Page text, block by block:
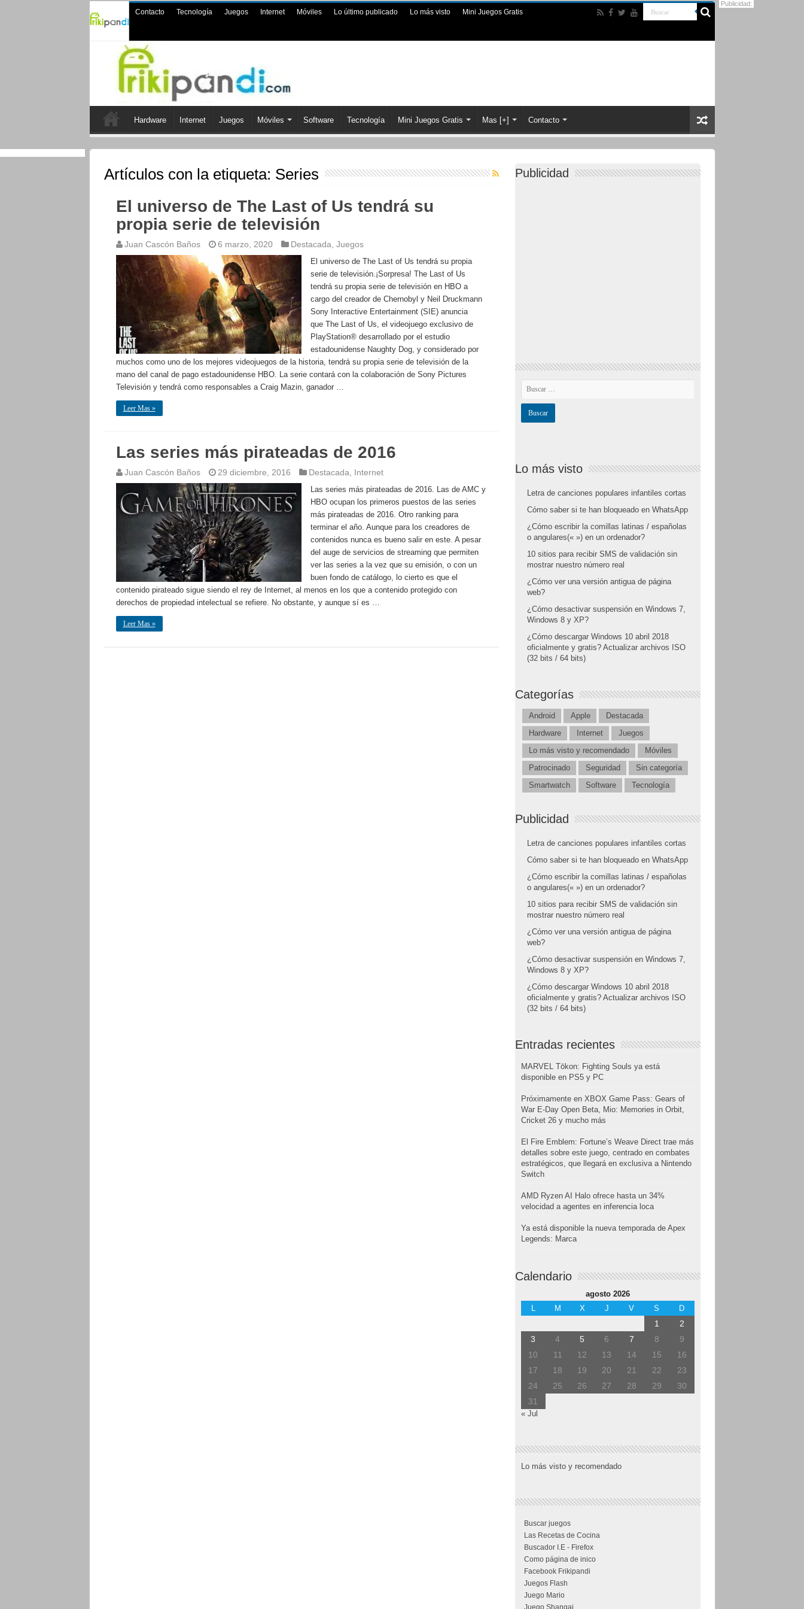
Contacto Tecnología Juegos Internet Móviles Lo último publicado Lo más visto Mini Juegos Gratis
Hardware Internet Juegos Móviles Software Tecnología Mini Juegos Gratis Mas [+] Contacto
Artículos con la etiqueta: Series
El universo de The Last of Us tendrá su
propia serie de televisión
Juan Cascón Baños 6 marzo, 2020 Destacada Juegos
El universo de The Last of Us tendrá su propia
serie de televisión.¡Sorpresa! The Last of Us
tendrá su propia serie de televisión en HBO a
cargo del creador de Chernobyl y Neil Druckmann
Sony Interactive Entertainment (SIE) anuncia
que The Last of Us, el videojuego exclusivo de
PlayStation® desarrollado por el estudio
estadounidense Naughty Dog, y considerado por
muchos como uno de los mejores videojuegos de la historia, tendrá su propia serie de televisión de la
mano del canal de pago estadounidense HBO. La serie contará con la colaboración de Sony Pictures
Televisión y tendrá como responsables a Craig Mazin, ganador …
Leer Mas »
Las series más pirateadas de 2016
Juan Cascón Baños 29 diciembre, 2016 Destacada Internet
Las series más pirateadas de 2016. Las de AMC y
HBO ocupan los primeros puestos de las series
más pirateadas de 2016. Otro ranking para
terminar el año. Aunque para los creadores de
contenidos nunca es bueno salir en este. A pesar
del auge de servicios de streaming que permiten
ver las series a la vez que su emisión, o con un
buen fondo de catálogo, lo cierto es que el
contenido pirateado sigue siendo el rey de Internet, al menos en los que a contenido protegido con
derechos de propiedad intelectual se refiere. No obstante, y aunque sí es …
Leer Mas »
Publicidad
Lo más visto
Letra de canciones populares infantiles cortas
Cómo saber si te han bloqueado en WhatsApp
¿Cómo escribir la comillas latinas / españolas
o angulares(« ») en un ordenador?
10 sitios para recibir SMS de validación sin
mostrar nuestro número real
¿Cómo ver una versión antigua de página
web?
¿Cómo desactivar suspensión en Windows 7,
Windows 8 y XP?
¿Cómo descargar Windows 10 abril 2018
oficialmente y gratis? Actualizar archivos ISO
(32 bits / 64 bits)
Categorías
Android Apple
Destacada
Hardware
Internet
Juegos
Lo más visto y recomendado
Móviles
Patrocinado
Seguridad
Sin categoría
Smartwatch
Software Tecnología
Publicidad
Letra de canciones populares infantiles cortas
Cómo saber si te han bloqueado en WhatsApp
¿Cómo escribir la comillas latinas / españolas
o angulares(« ») en un ordenador?
10 sitios para recibir SMS de validación sin
mostrar nuestro número real
¿Cómo ver una versión antigua de página
web?
¿Cómo desactivar suspensión en Windows 7,
Windows 8 y XP?
¿Cómo descargar Windows 10 abril 2018
oficialmente y gratis? Actualizar archivos ISO
(32 bits / 64 bits)
Entradas recientes
MARVEL Tōkon: Fighting Souls ya está
disponible en PS5 y PC
Próximamente en XBOX Game Pass: Gears of
War E-Day Open Beta, Mio: Memories in Orbit,
Cricket 26 y mucho más
El Fire Emblem: Fortune’s Weave Direct trae más
detalles sobre este juego, centrado en combates
estratégicos, que llegará en exclusiva a Nintendo
Switch
AMD Ryzen AI Halo ofrece hasta un 34%
velocidad a agentes en inferencia loca
Ya está disponible la nueva temporada de Apex
Legends: Marca
Calendario
agosto 2026
L
M X J V S D
1
2
3
4 5 6 7 8
9
10
11 12 13 14 15
16
17
18 19 20 21 22
23
24
25 26 27 28 29
30
31
« Jul
Lo más visto y recomendado
Buscar juegos
Las Recetas de Cocina
Buscador I.E - Firefox
Como página de inico
Facebook Frikipandi
Juegos Flash
Juego Mario
Juego Shangai
Publicidad: